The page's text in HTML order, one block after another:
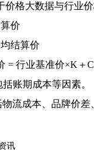
价格大数据与行业
价
结算价
= 行业基准价×K＋C
账期成本等因素。
流成本、品牌价差
讯